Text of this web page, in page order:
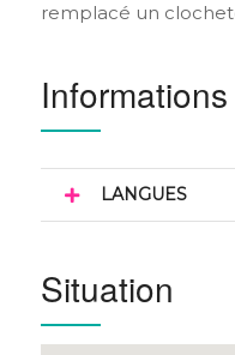
remplacé un
LANGUES
Situation